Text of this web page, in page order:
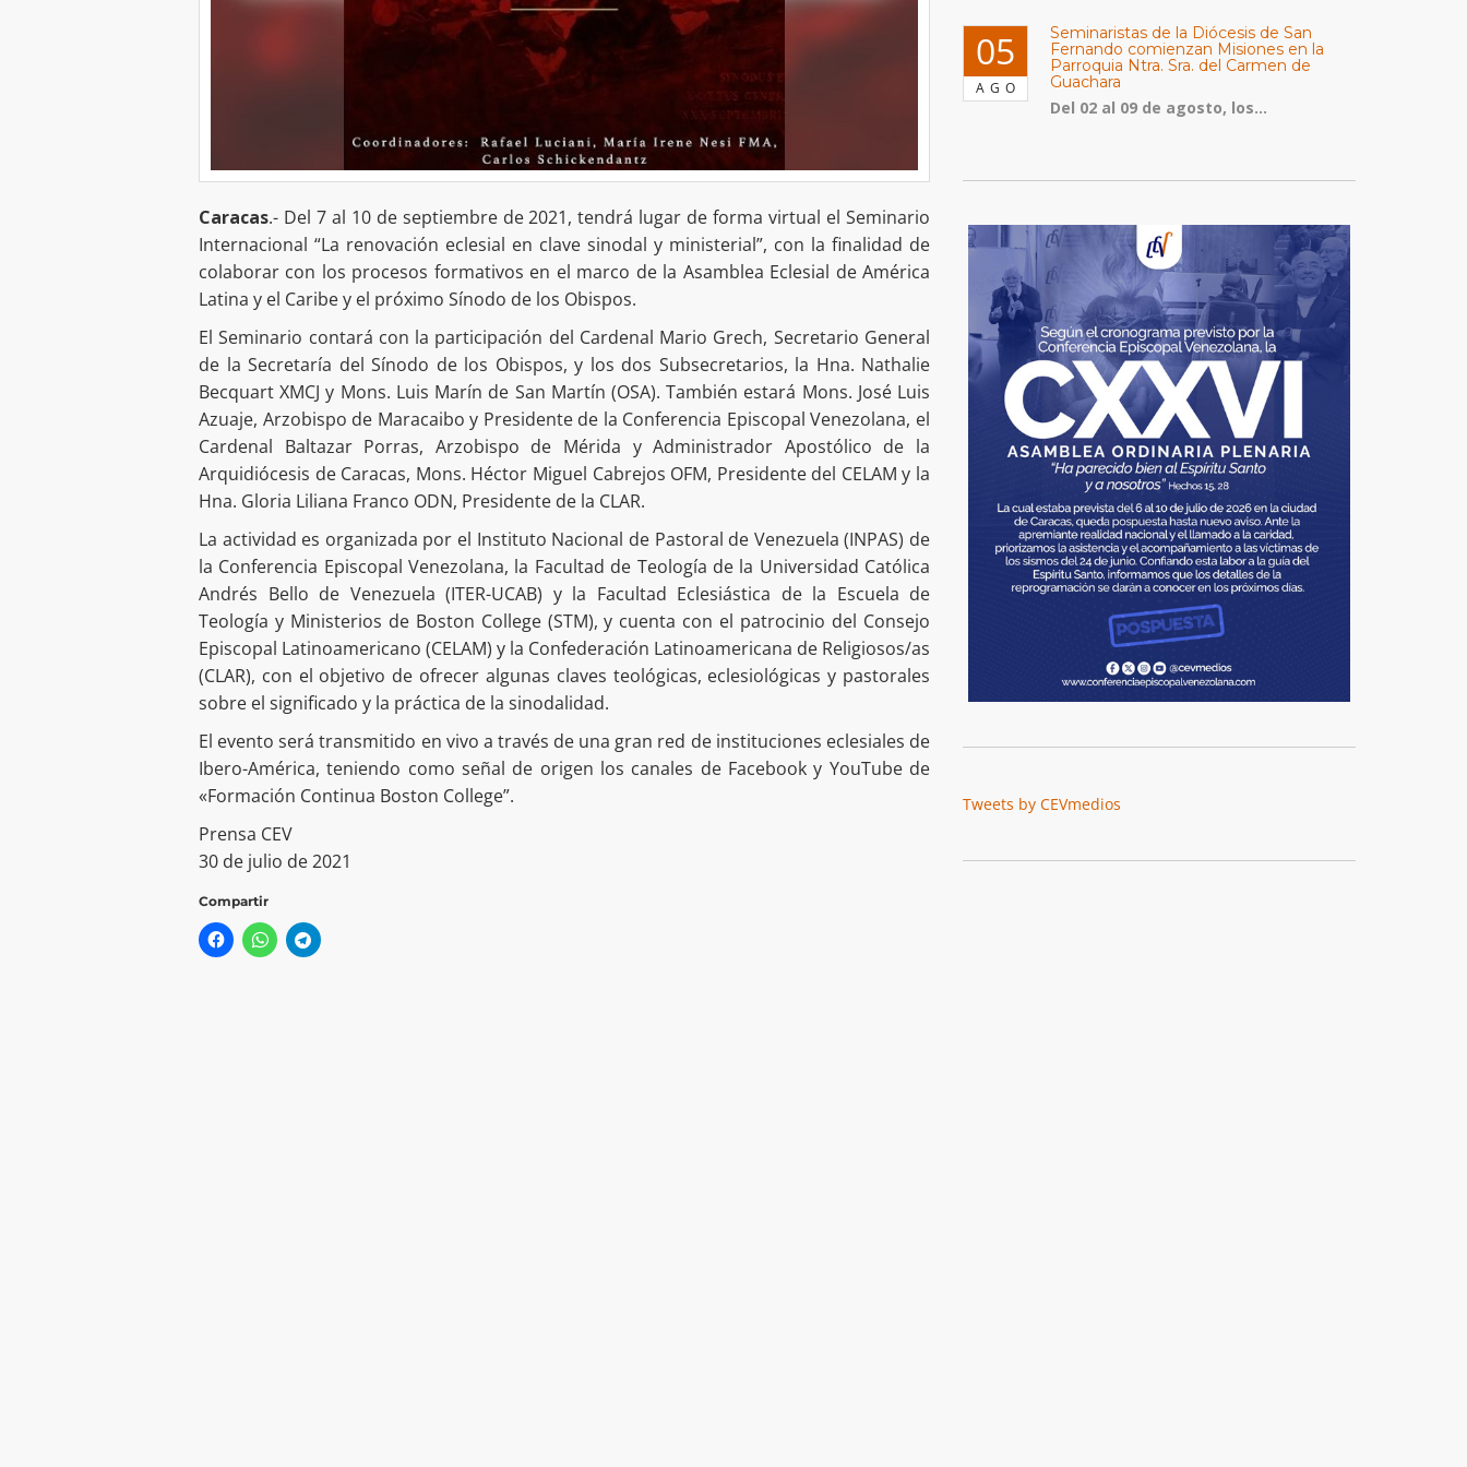
Caracas.- Del 7 al 10 de septiembre de 2021, tendrá lugar de forma virtual el Seminario
Internacional “La renovación eclesial en clave sinodal y ministerial”, con la finalidad de
colaborar con los procesos formativos en el marco de la Asamblea Eclesial de América
Latina y el Caribe y el próximo Sínodo de los Obispos.
El Seminario contará con la participación del Cardenal Mario Grech, Secretario General
de la Secretaría del Sínodo de los Obispos, y los dos Subsecretarios, la Hna. Nathalie
Becquart XMCJ y Mons. Luis Marín de San Martín (OSA). También estará Mons. José Luis
Azuaje, Arzobispo de Maracaibo y Presidente de la Conferencia Episcopal Venezolana, el
Cardenal Baltazar Porras, Arzobispo de Mérida y Administrador Apostólico de la
Arquidiócesis de Caracas, Mons. Héctor Miguel Cabrejos OFM, Presidente del CELAM y la
Hna. Gloria Liliana Franco ODN, Presidente de la CLAR.
La actividad es organizada por el Instituto Nacional de Pastoral de Venezuela (INPAS) de
la Conferencia Episcopal Venezolana, la Facultad de Teología de la Universidad Católica
Andrés Bello de Venezuela (ITER-UCAB) y la Facultad Eclesiástica de la Escuela de
Teología y Ministerios de Boston College (STM), y cuenta con el patrocinio del Consejo
Episcopal Latinoamericano (CELAM) y la Confederación Latinoamericana de Religiosos/as
(CLAR), con el objetivo de ofrecer algunas claves teológicas, eclesiológicas y pastorales
sobre el significado y la práctica de la sinodalidad.
El evento será transmitido en vivo a través de una gran red de instituciones eclesiales de
Ibero-América, teniendo como señal de origen los canales de Facebook y YouTube de
«Formación Continua Boston College”.
Prensa CEV
30 de julio de 2021
Compartir
05
AGO
Seminaristas de la Diócesis de San
Fernando comienzan Misiones en la
Parroquia Ntra. Sra. del Carmen de
Guachara
Del 02 al 09 de agosto, los...
Tweets by CEVmedios